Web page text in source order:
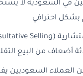
بشكل احترافي
أضعاف من البيع
من 70% من العملاء